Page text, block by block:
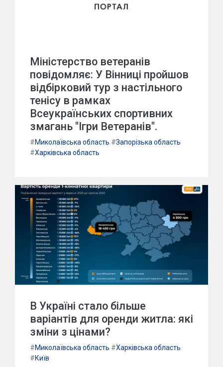
Міністерство ветеранів
повідомляє: У Вінниці пройшов
відбірковий тур з настільного
тенісу в рамках
Всеукраїнських спортивних
змагань "Ігри Ветеранів".
#Миколаївська область #Запорізька область
#Харківська область
В Україні стало більше
варіантів для оренди житла: які
зміни з цінами?
#Миколаївська область #Харківська область
#Київ